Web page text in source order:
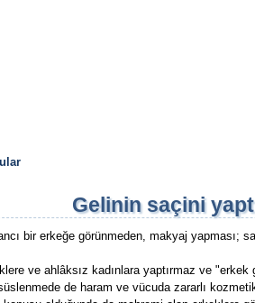
Gelinin saçini
bir erkeğe görünmeden, makyaj yapması;
ve ahlâksız kadınlara yaptırmaz ve
de haram ve vücuda zararlı